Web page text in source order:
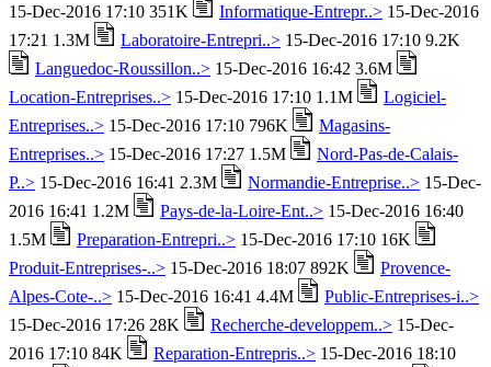
15-Dec-2016 17:10 351K
Informatique-Entrepr..> 15-Dec-2016
17:21 1.3M
Laboratoire-Entrepri..> 15-Dec-2016 17:10 9.2K
Languedoc-Roussillon..> 15-Dec-2016 16:42 3.6M
Location-Entreprises..> 15-Dec-2016 17:10 1.1M
Logiciel-
Entreprises..> 15-Dec-2016 17:10 796K
Magasins-
Entreprises..> 15-Dec-2016 17:27 1.5M
Nord-Pas-de-Calais-
P..> 15-Dec-2016 16:41 2.3M Normandie-Entreprise..> 15-Dec-
2016 16:41 1.2M
Pays-de-la-Loire-Ent..> 15-Dec-2016 16:40
1.5M
Preparation-Entrepri..> 15-Dec-2016 17:10 16K
Produit-Entreprises-..> 15-Dec-2016 18:07 892K
Provence-
Alpes-Cote-..> 15-Dec-2016 16:41 4.4M
Public-Entreprises-i..>
15-Dec-2016 17:26 28K
Recherche-developpem..> 15-Dec-
2016 17:10 84K
Reparation-Entrepris..> 15-Dec-2016 18:10